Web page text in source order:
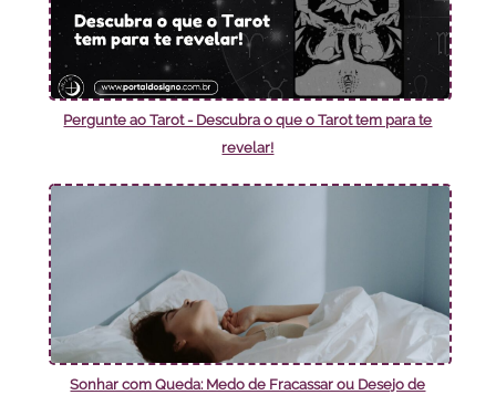
Pergunte ao Tarot - Descubra o que o Tarot tem para te
revelar!
Sonhar com Queda: Medo de Fracassar ou Desejo de